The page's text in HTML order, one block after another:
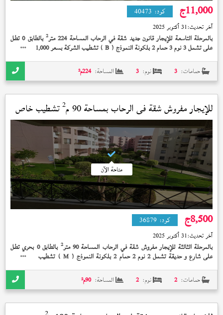
11,000ج كود: 40473
آخر تحديث:31 أكتوبر 2025
بالمرحلة التاسعة للإيجار قانون جديد شقة في الرحاب المساحة 224 متر 2 بالطابق 0 تطل
على تشمل 3 نوم 3 حمام 2 بلكونة النموذج ( B ) تشطيب الشركة بسعر 11,000 جنيه
حمامات: 3 نوم: 3 المساحة: 224م²
للإيجار مفروش شقة فيالرحاببمساحة 90 م 2تشطيب خاص
متاحة الآن
8,500ج كود: 36879
آخر تحديث:31 أكتوبر 2025
بالمرحلة الثالثة للإيجار مفروش شقة في الرحاب المساحة 90 متر 2 بالطابق 0 بحري تطل
على شارع و حديقة تشمل 2 نوم 2 حمام 2 بلكونة النموذج ( M ) تشطيب خاص بسعر
حمامات: 2 نوم: 2 المساحة: 90م²